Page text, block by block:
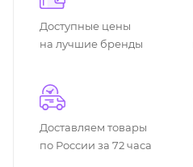
Доступные цены
на лучшие бренды
Доставляем товары
по России за 72 часа